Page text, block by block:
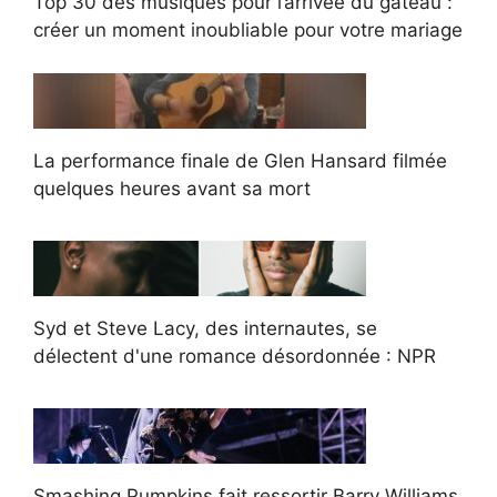
créer un moment inoubliable pour votre mariage
La performance finale de Glen Hansard filmée
quelques heures avant sa mort
Syd et Steve Lacy, des internautes, se
délectent d'une romance désordonnée : NPR